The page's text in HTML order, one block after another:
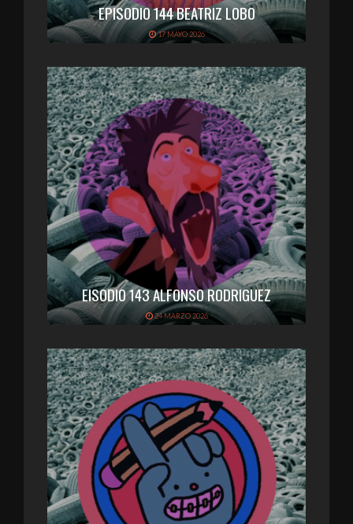
EPISODIO 144 BEATRIZ LOBO
17 MAYO 2026
EISODIO 143 ALFONSO RODRIGUEZ
24 MARZO 2026